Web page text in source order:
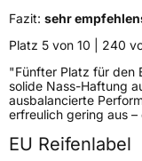
VerstärktXL
EU Label
EffizienzB
NasshaftungA
Fazit: sehr
Platz 5 von 10 | 240
"Fünfter Platz für den
solide Nass-Haftung
ausbalancierte
erfreulich gering aus
EU Reifenlabel